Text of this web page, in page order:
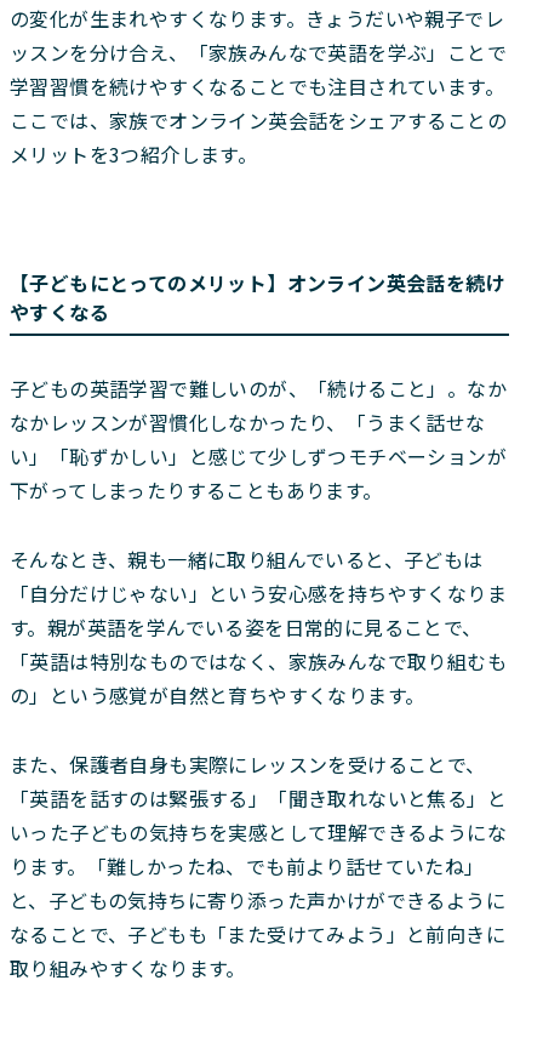
の変化が生まれやすくなります。きょうだいや親子でレ
ッスンを分け合え、「家族みんなで英語を学ぶ」ことで
学習習慣を続けやすくなることでも注目されています。
ここでは、家族でオンライン英会話をシェアすることの
メリットを3つ紹介します。
【子どもにとってのメリット】オンライン英会話を続け
やすくなる
子どもの英語学習で難しいのが、「続けること」。なか
なかレッスンが習慣化しなかったり、「うまく話せな
い」「恥ずかしい」と感じて少しずつモチベーションが
下がってしまったりすることもあります。
そんなとき、親も一緒に取り組んでいると、子どもは
「自分だけじゃない」という安心感を持ちやすくなりま
す。親が英語を学んでいる姿を日常的に見ることで、
「英語は特別なものではなく、家族みんなで取り組むも
の」という感覚が自然と育ちやすくなります。
また、保護者自身も実際にレッスンを受けることで、
「英語を話すのは緊張する」「聞き取れないと焦る」と
いった子どもの気持ちを実感として理解できるようにな
ります。「難しかったね、でも前より話せていたね」
と、子どもの気持ちに寄り添った声かけができるように
なることで、子どもも「また受けてみよう」と前向きに
取り組みやすくなります。